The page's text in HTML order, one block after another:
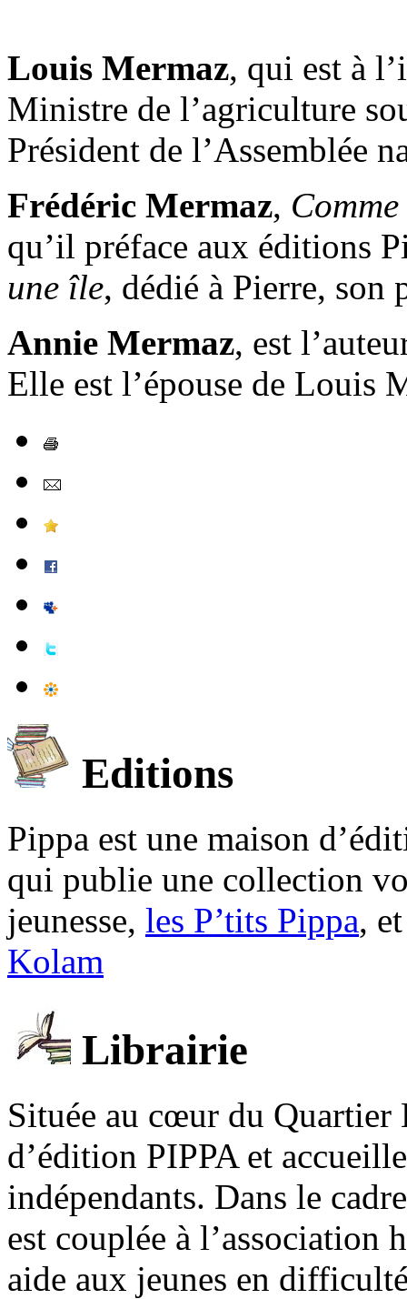
Louis Mermaz, qui est à
Ministre de l’agriculture
Président de l’Assemblée
Frédéric Mermaz,
qu’il préface aux éditions
une île, dédié à Pierre, son
Annie Mermaz, est
Elle est l’épouse de Louis
Editions
Pippa est une maison
qui publie une collection
jeunesse, les P’tits Pippa,
Kolam
Librairie
Située au cœur du Quartier
d’édition PIPPA et
indépendants. Dans le
est couplée à l’association
aide aux jeunes en